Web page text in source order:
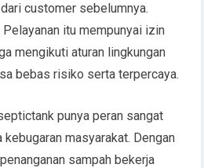
customer sebelumnya.
itu mempunyai izin
mengikuti aturan lingkungan
bebas risiko serta terpercaya.
punya peran sangat
masyarakat. Dengan
sampah bekerja